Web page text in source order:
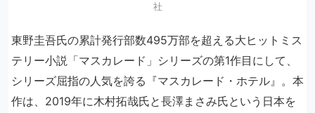
社
東野圭吾氏の累計発行部数495万部を超える大ヒットミス
テリー小説「マスカレード」シリーズの第1作目にして、
シリーズ屈指の人気を誇る『マスカレード・ホテル』。本
作は、2019年に木村拓哉氏と長澤まさみ氏という日本を